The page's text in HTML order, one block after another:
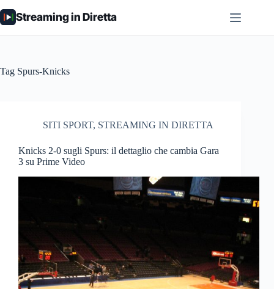
al
contenuto
Streaming in Diretta
Tag Spurs-Knicks
SITI SPORT, STREAMING IN DIRETTA
Knicks 2-0 sugli Spurs: il dettaglio che cambia Gara
3 su Prime Video